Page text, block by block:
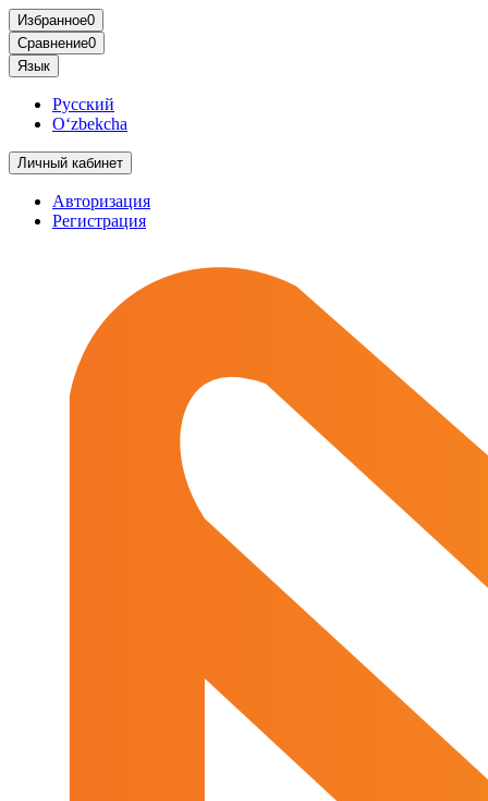
Избранное0
Сравнение0
Язык
Русский
O‘zbekcha
Личный кабинет
Авторизация
Регистрация